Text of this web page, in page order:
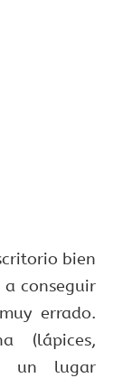
bien
conseguir
errado.
(lápices,
un lugar